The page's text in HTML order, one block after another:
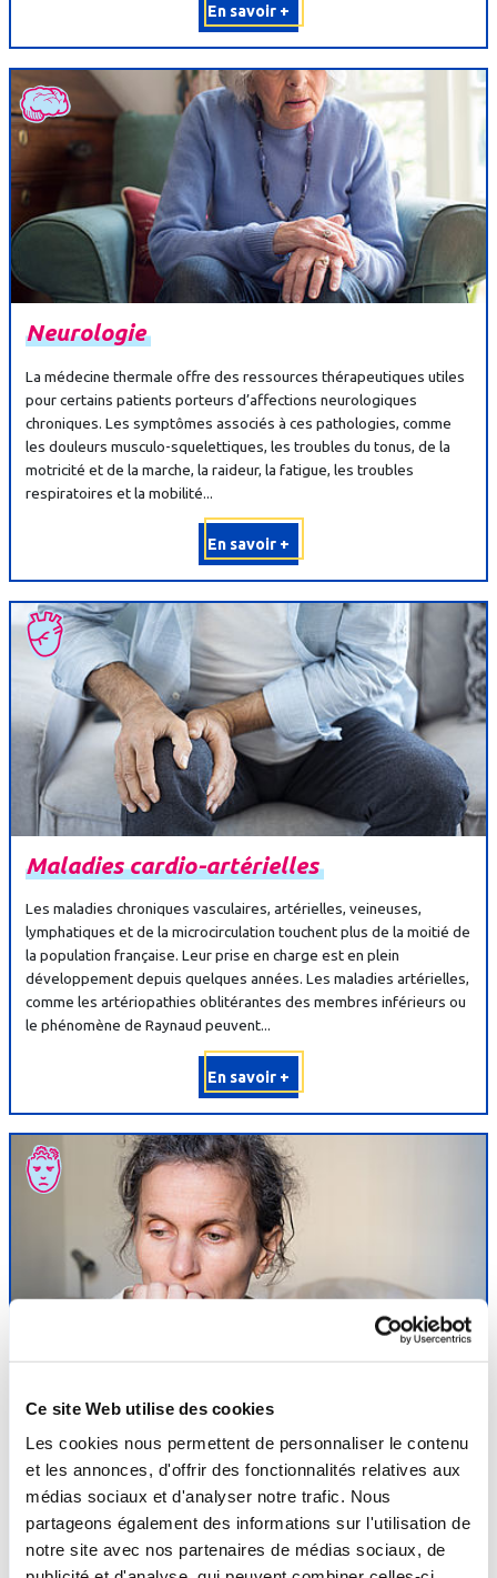
Ce site Web utilise des cookies
Les cookies nous permettent de personnaliser le contenu
et les annonces, d'offrir des fonctionnalités relatives aux
médias sociaux et d'analyser notre trafic. Nous
partageons également des informations sur l'utilisation de
notre site avec nos partenaires de médias sociaux, de
En savoir +
Neurologie
La médecine thermale offre des ressources thérapeutiques utiles
pour certains patients porteurs d’affections neurologiques
chroniques. Les symptômes associés à ces pathologies, comme
les douleurs musculo-squelettiques, les troubles du tonus, de la
motricité et de la marche, la raideur, la fatigue, les troubles
respiratoires et la mobilité...
En savoir +
Maladiescardio-artérielles
Les maladies chroniques vasculaires, artérielles, veineuses,
lymphatiques et de la microcirculation touchent plus de la moitié de
la population française. Leur prise en charge est en plein
développement depuis quelques années. Les maladies artérielles,
comme les artériopathies oblitérantes des membres inférieurs ou
le phénomène de Raynaud peuvent...
En savoir +
Affectionspsychosomatiques
L’efficacité de la médecine thermale est reconnue dans le
traitement des affections liées au stress comme le trouble
anxieux généralisé, la dépression modérée réactionnelle, le burn-
out, les troubles relationnels de la fibromyalgie, les troubles du
sommeil mais aussi dans la prise en charge de l’addiction aux
benzodiazépines. La cure thermale...